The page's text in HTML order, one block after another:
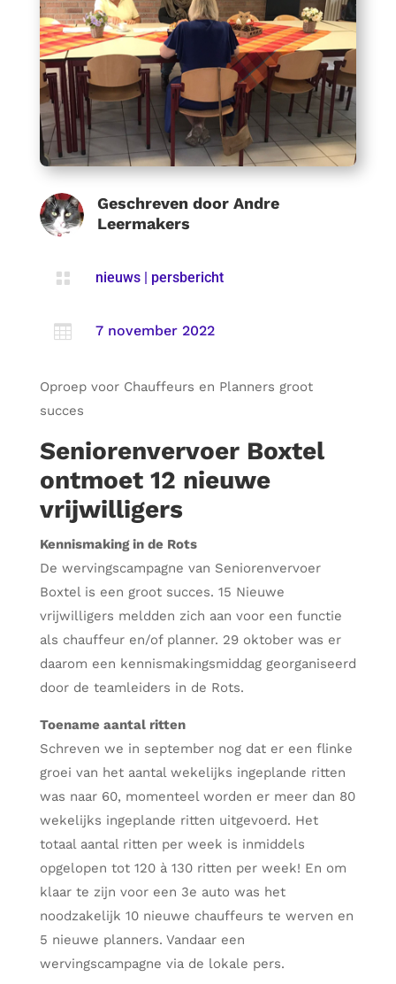
Geschreven door Andre
Leermakers
 nieuws| persbericht
 7 november 2022
Oproep voor Chauffeurs en Planners groot
succes
Seniorenvervoer Boxtel
ontmoet 12 nieuwe
vrijwilligers
Kennismaking in de Rots
De wervingscampagne van Seniorenvervoer
Boxtel is een groot succes. 15 Nieuwe
vrijwilligers meldden zich aan voor een functie
als chauffeur en/of planner. 29 oktober was er
daarom een kennismakingsmiddag georganiseerd
door de teamleiders in de Rots.
Toename aantal ritten
Schreven we in september nog dat er een flinke
groei van het aantal wekelijks ingeplande ritten
was naar 60, momenteel worden er meer dan 80
wekelijks ingeplande ritten uitgevoerd. Het
totaal aantal ritten per week is inmiddels
opgelopen tot 120 à 130 ritten per week! En om
klaar te zijn voor een 3e auto was het
noodzakelijk 10 nieuwe chauffeurs te werven en
5 nieuwe planners. Vandaar een
wervingscampagne via de lokale pers.